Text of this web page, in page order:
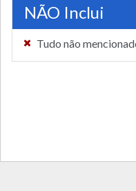
NÃO Inclui
Tudo não